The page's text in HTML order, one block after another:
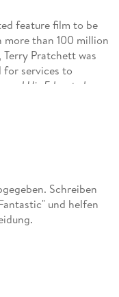
feature film to be
more than 100 million
Pratchett was
for services to
and His Educated
Medal in 2001.
Schreiben
und helfen